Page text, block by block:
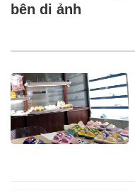
bên di ảnh